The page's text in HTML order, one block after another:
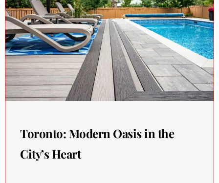
Toronto: Modern Oasis in the
City’s Heart